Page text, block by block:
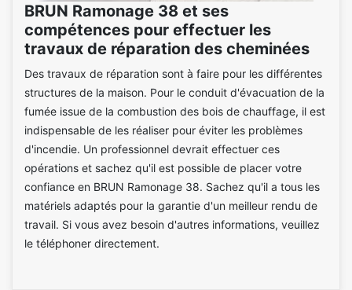
BRUN Ramonage 38 et ses
compétences pour effectuer les
travaux de réparation des cheminées
Des travaux de réparation sont à faire pour les différentes
structures de la maison. Pour le conduit d'évacuation de la
fumée issue de la combustion des bois de chauffage, il est
indispensable de les réaliser pour éviter les problèmes
d'incendie. Un professionnel devrait effectuer ces
opérations et sachez qu'il est possible de placer votre
confiance en BRUN Ramonage 38. Sachez qu'il a tous les
matériels adaptés pour la garantie d'un meilleur rendu de
travail. Si vous avez besoin d'autres informations, veuillez
le téléphoner directement.